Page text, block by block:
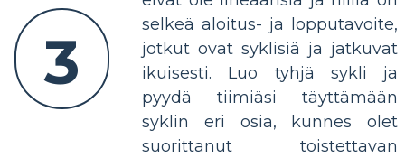
3
selkeä aloitus- ja lopputavoite,
jotkut ovat syklisiä ja jatkuvat
ikuisesti. Luo tyhjä sykli ja
pyydä tiimiäsi täyttämään
syklin eri osia, kunnes olet
suorittanut toistettavan